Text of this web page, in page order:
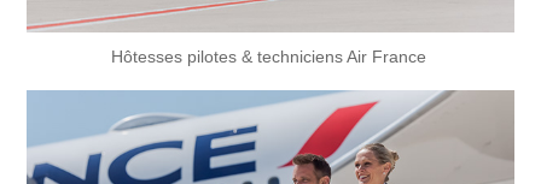
Hôtesses pilotes & techniciens Air France